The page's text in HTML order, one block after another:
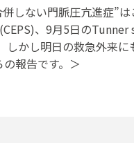
ない門脈圧亢進症”は
、9月5日のTunner
かし明日の救急外来
報告です。＞